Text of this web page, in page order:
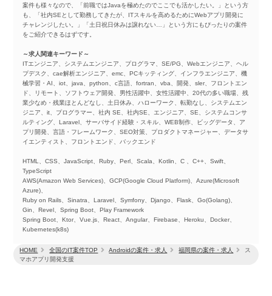
HOME 全国のIT案件TOP Androidの案件・求人 福岡県の案件・求人
ス
マホアプリ開発支援
案件も様々なので、「前職ではJavaを極めたのでここでも活かしたい。」という方
も、「社内SEとして勤務してきたが、ITスキルを高めるためにWebアプリ開発に
チャレンジしたい。」「土日祝日休みは譲れない…」という方にもぴったりの案件
をご紹介できるはずです。
～求人関連キーワード～
ITエンジニア、システムエンジニア、プログラマ、SE/PG、Webエンジニア、ヘル
プデスク、cae解析エンジニア、emc、PCキッティング、インフラエンジニア、機
械学習・AI、iot、java、python、c言語、fortran、vba、開発、sler、フロントエン
ド、リモート、ソフトウェア開発、男性活躍中、女性活躍中、20代の多い職場、残
業少なめ・残業ほとんどなし、土日休み、ハローワーク、転勤なし、システムエン
ジニア、it、プログラマー、社内 SE、社内SE、エンジニア、SE、システムコンサ
ルティング、Laravel、サーバサイド経験・スキル、WEB制作、ビッグデータ、ア
プリ開発、言語・フレームワーク、SEO対策、プロダクトマネージャー、データサ
イエンティスト、フロントエンド、バックエンド
HTML、CSS、JavaScript、Ruby、Perl、Scala、Kotlin、C 、C++、Swift、
TypeScript
AWS(Amazon Web Services)、GCP(Google Cloud Platform)、Azure(Microsoft
Azure)、
Ruby on Rails、Sinatra、Laravel、Symfony、Django、Flask、Go(Golang)、
Gin、Revel、Spring Boot、Play Framework
Spring Boot、Ktor、Vue.js、React、Angular、Firebase、Heroku、Docker、
Kubernetes(k8s)